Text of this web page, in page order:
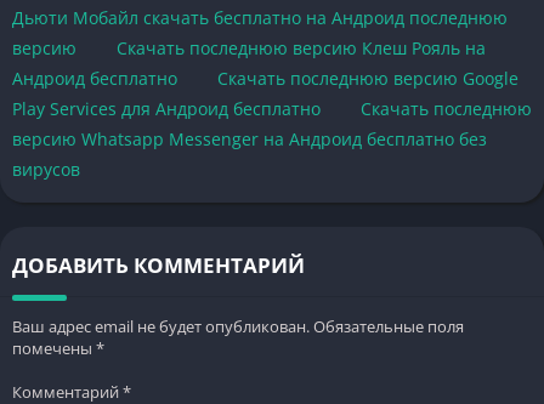
Дьюти Мобайл скачать бесплатно на Андроид последнюю
версию
Скачать последнюю версию Клеш Рояль на
Андроид бесплатно
Скачать последнюю версию Google
Play Services для Андроид бесплатно
Скачать последнюю
версию Whatsapp Messenger на Андроид бесплатно без
вирусов
ДОБАВИТЬ КОММЕНТАРИЙ
Ваш адрес email не будет опубликован.Обязательные поля
помечены *
Комментарий*